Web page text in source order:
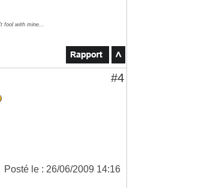
fool with mine...
#4
Posté le : 26/06/2009 14:16